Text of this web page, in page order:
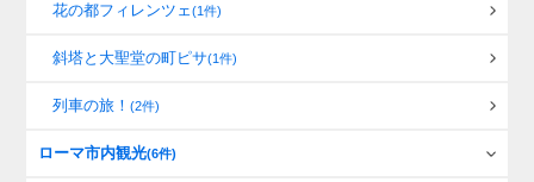
花の都フィレンツェ(1件)
斜塔と大聖堂の町ピサ(1件)
列車の旅！(2件)
ローマ市内観光(6件)